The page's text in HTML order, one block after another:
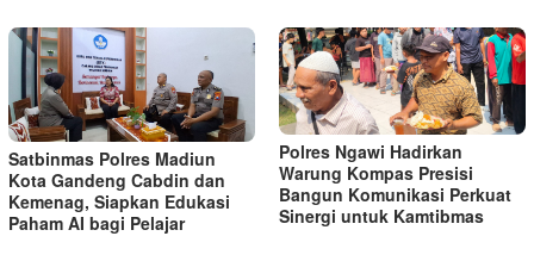
Satbinmas Polres Madiun
Kota Gandeng Cabdin dan
Kemenag, Siapkan Edukasi
Paham AI bagi Pelajar
Polres Ngawi Hadirkan
Warung Kompas Presisi
Bangun Komunikasi Perkuat
Sinergi untuk Kamtibmas